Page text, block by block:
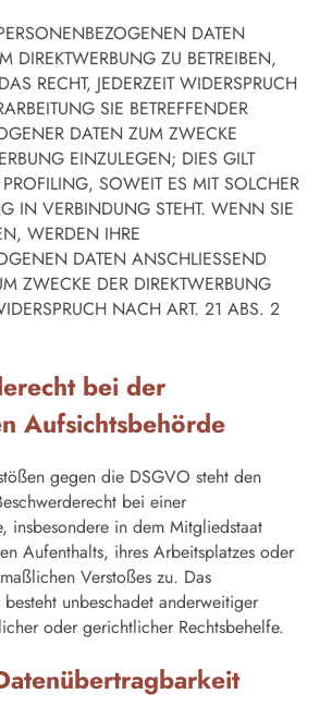
DATEN
DIREKTWERBUNG ZU BETREIBEN,
RECHT, JEDERZEIT WIDERSPRUCH
SIE BETREFFENDER
DATEN ZUM ZWECKE
EINZULEGEN; DIES GILT
SOWEIT ES MIT SOLCHER
IN VERBINDUNG STEHT. WENN SIE
WERDEN IHRE
DATEN ANSCHLIESSEND
ZWECKE DER DIREKTWERBUNG
NACH ART. 21 ABS. 2
bei der
Aufsichtsbehörde
gegen die DSGVO steht den
bei einer
insbesondere in dem Mitgliedstaat
Aufenthalts, ihres Arbeitsplatzes oder
Verstoßes zu. Das
unbeschadet anderweitiger
oder gerichtlicher Rechtsbehelfe.